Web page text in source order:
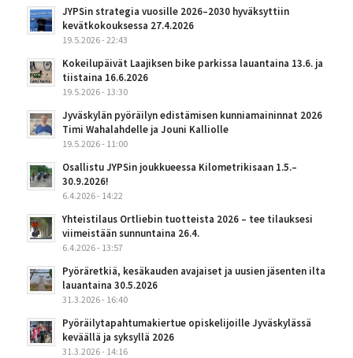
JYPSin strategia vuosille 2026–2030 hyväksyttiin
kevätkokouksessa 27.4.2026
19.5.2026 - 22:43
Kokeilupäivät Laajiksen bike parkissa lauantaina 13.6. ja
tiistaina 16.6.2026
19.5.2026 - 13:30
Jyväskylän pyöräilyn edistämisen kunniamaininnat 2026
Timi Wahalahdelle ja Jouni Kalliolle
19.5.2026 - 11:00
Osallistu JYPSin joukkueessa Kilometrikisaan 1.5.–
30.9.2026!
6.4.2026 - 14:22
Yhteistilaus Ortliebin tuotteista 2026 – tee tilauksesi
viimeistään sunnuntaina 26.4.
6.4.2026 - 13:57
Pyöräretkiä, kesäkauden avajaiset ja uusien jäsenten ilta
lauantaina 30.5.2026
31.3.2026 - 16:40
Pyöräilytapahtumakiertue opiskelijoille Jyväskylässä
keväällä ja syksyllä 2026
31.3.2026 - 14:16